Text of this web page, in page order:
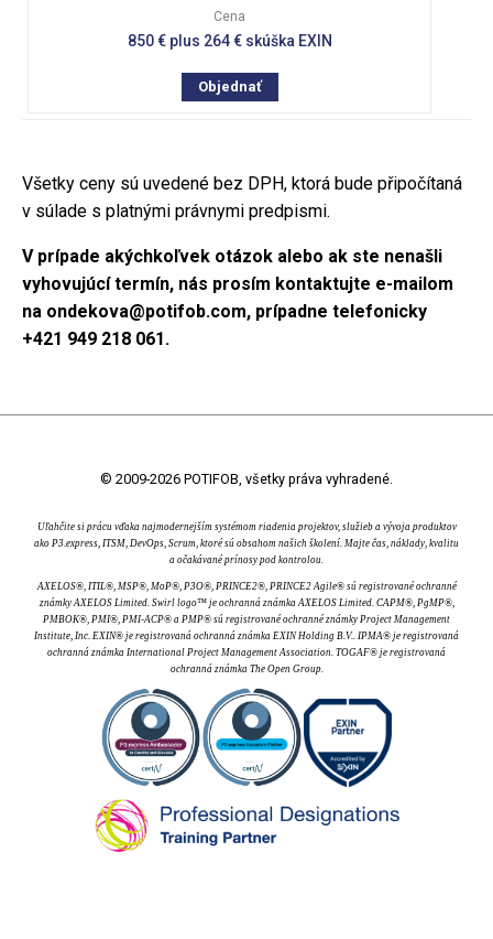
Cena
850 € plus 264 € skúška EXIN
Objednať
Všetky ceny sú uvedené bez DPH, ktorá bude připočítaná
v súlade s platnými právnymi predpismi.
V prípade akýchkoľvek otázok alebo ak ste nenašli
vyhovujúcí termín, nás prosím kontaktujte e-mailom
na ondekova@potifob.com, prípadne telefonicky
+421 949 218 061.
© 2009-2026 POTIFOB, všetky práva vyhradené.
Uľahčite si prácu vďaka najmodernejším systémom riadenia projektov, služieb a vývoja produktov
ako P3.express, ITSM, DevOps, Scrum, ktoré sú obsahom našich školení. Majte čas, náklady, kvalitu
a očakávané prínosy pod kontrolou.
AXELOS®, ITIL®, MSP®, MoP®, P3O®, PRINCE2®, PRINCE2 Agile® sú registrované ochranné
známky AXELOS Limited. Swirl logo™ je ochranná známka AXELOS Limited. CAPM®, PgMP®,
PMBOK®, PMI®, PMI-ACP® a PMP® sú registrované ochranné známky Project Management
Institute, Inc. EXIN® je registrovaná ochranná známka EXIN Holding B.V.. IPMA® je registrovaná
ochranná známka International Project Management Association. TOGAF® je registrovaná
ochranná známka The Open Group.